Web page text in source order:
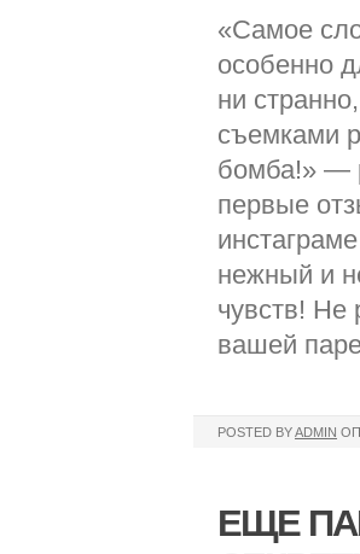
«Самое
особенно
ни
съемками
бомба!» —
первые
нежный и
чувств! Не
вашей
POSTED BYADMIN
ЕЩЕ